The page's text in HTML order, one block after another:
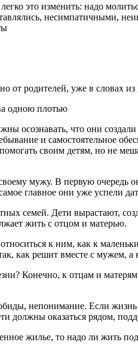
это изменить: надо
несимпатичными,
от родителей, уже в словах
одною плотью
осознавать, что они
и самостоятельное
своим детям, но не
мужу. В первую
главное они уже успели
семей. Дети вырастают,
жить с отцом и матерью.
к ним, как к
как решит вместе с мужем, а
Конечно, к отцам и
непонимание. Если
должны оказаться рядом,
жилье, то надо ли жить